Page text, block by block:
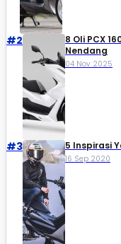
#2
8 Oli PCX
Nendang
04 Nov 2025
#3 5 Inspirasi
16 Sep 2020